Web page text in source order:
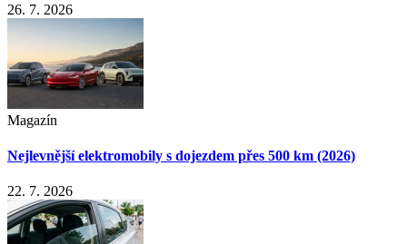
26. 7. 2026
Magazín
Nejlevnější elektromobily s dojezdem přes 500 km (2026)
22. 7. 2026